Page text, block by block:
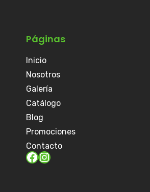
Páginas
Inicio
Nosotros
Galería
Catálogo
Blog
Promociones
Contacto